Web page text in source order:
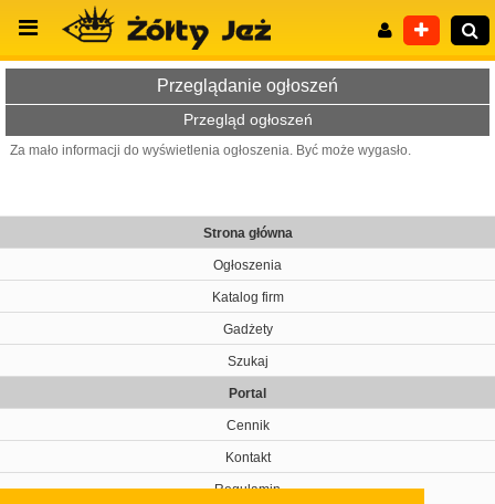
Przeglądanie ogłoszeń
Przegląd ogłoszeń
Za mało informacji do wyświetlenia ogłoszenia. Być może wygasło.
Strona główna
Ogłoszenia
Katalog firm
Gadżety
Szukaj
Portal
Cennik
Kontakt
Regulamin